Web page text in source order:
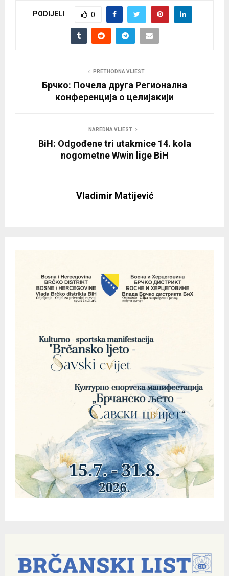
PODIJELI 0
PRETHODNA VIJEST
Брчко: Почела друга Регионална
конференција о целијакији
NAREDNA VIJEST
BiH: Odgođene tri utakmice 14. kola
nogometne Wwin lige BiH
Vladimir Matijević